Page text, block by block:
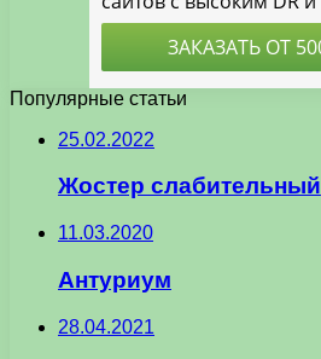
Популярные статьи
25.02.2022
Жостер слабительный
11.03.2020
Антуриум
28.04.2021